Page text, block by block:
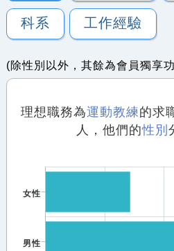
科系 工作經驗
(除性別以外，其餘為會員獨享
理想職務為運動教練的求
人，他們的性別
女性
男性